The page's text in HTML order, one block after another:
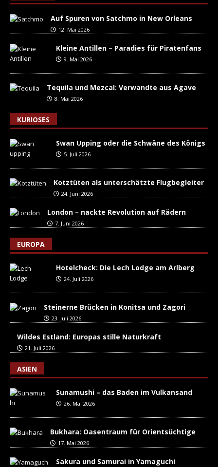
Auf Spuren von Satchmo in New Orleans
12. Mai 2026
Kleine Antillen – Paradies für Piratenfans
9. Mai 2026
Tequila und Mezcal: Verwandte aus Agave
8. Mai 2026
KURIOSES
Swan Upping oder die Schwäne des Königs
5. Juli 2026
Kotztüten als unterschätzte Flugbegleiter
24. Juni 2026
London – nackte Revolution auf Rädern
7. Juni 2026
EUROPA
Hotelcheck: Die Lech Lodge am Arlberg
24. Juli 2026
Steinerne Brücken in Konitsa und Zagori
23. Juli 2026
Wildes Estland: Europas stille Naturkraft
21. Juli 2026
ASIEN
Sunamushi – das Baden im Vulkansand
26. Mai 2026
Bukhara: Oasentraum für Orientsüchtige
17. Mai 2026
Sakura und Samurai in Yamaguchi